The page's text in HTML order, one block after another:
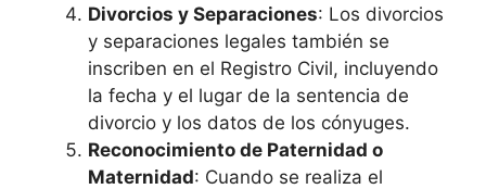
Divorcios y Separaciones: Los divorcios
y separaciones legales también se
inscriben en el Registro Civil, incluyendo
la fecha y el lugar de la sentencia de
divorcio y los datos de los cónyuges.
Reconocimiento de Paternidad o
Maternidad: Cuando se realiza el